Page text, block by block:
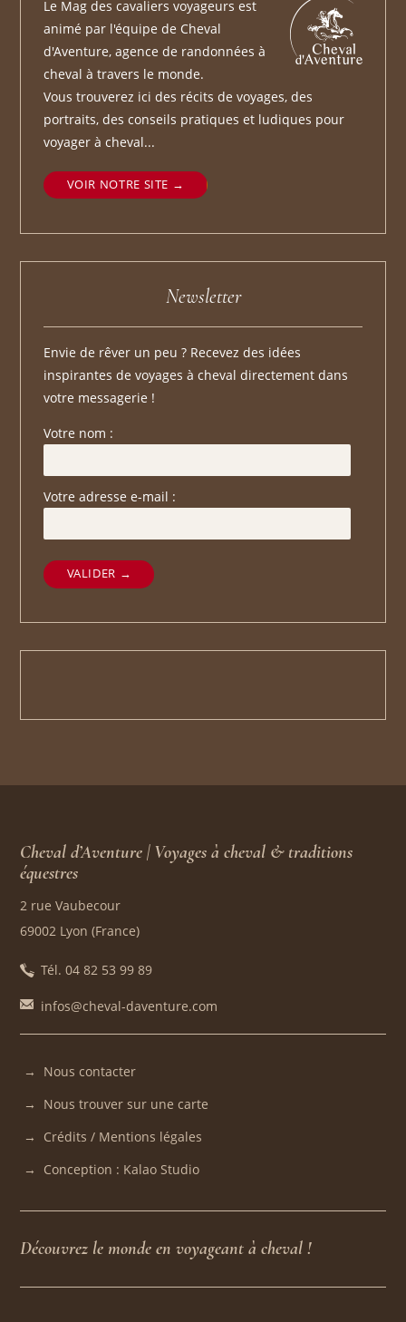
Le Mag des cavaliers voyageurs est
animé par l'équipe de Cheval
d'Aventure, agence de randonnées à
cheval à travers le monde.
Vous trouverez ici des récits de voyages, des
portraits, des conseils pratiques et ludiques pour
voyager à cheval...
VOIR NOTRE SITE
Newsletter
Envie de rêver un peu ? Recevez des idées
inspirantes de voyages à cheval directement dans
votre messagerie !
Votre nom :
Votre adresse e-mail :
VALIDER →
Cheval d’Aventure | Voyages à cheval & traditions
équestres
2 rue Vaubecour
69002 Lyon (France)
Tél. 04 82 53 99 89
infos@cheval-daventure.com
Nous contacter
Nous trouver sur une carte
Crédits / Mentions légales
Conception : Kalao Studio
Découvrez le monde en voyageant à cheval !